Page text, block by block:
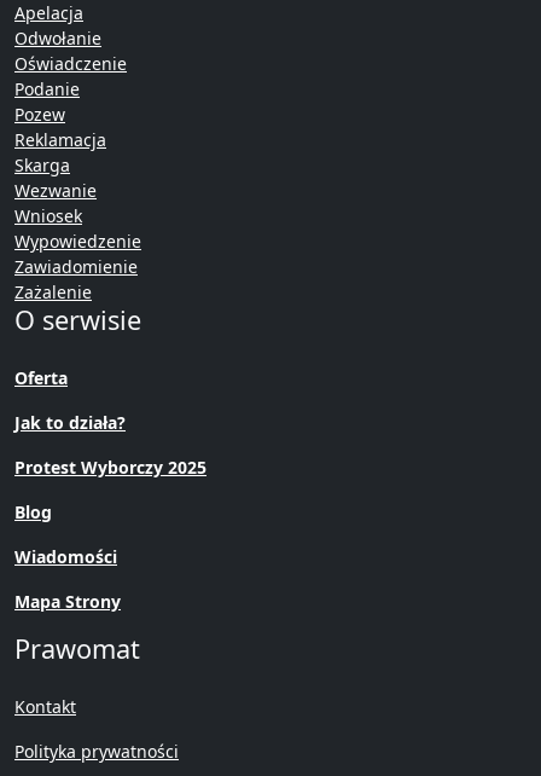
Apelacja
Odwołanie
Oświadczenie
Podanie
Pozew
Reklamacja
Skarga
Wezwanie
Wniosek
Wypowiedzenie
Zawiadomienie
Zażalenie
O serwisie
Oferta
Jak to działa?
Protest Wyborczy 2025
Blog
Wiadomości
Mapa Strony
Prawomat
Kontakt
Polityka prywatności